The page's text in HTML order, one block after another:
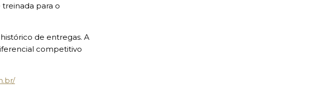
para o
de entregas. A
competitivo